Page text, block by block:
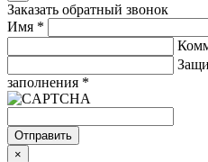
Заказать обратный звонок
Имя *
заполнения *
Отправить
×